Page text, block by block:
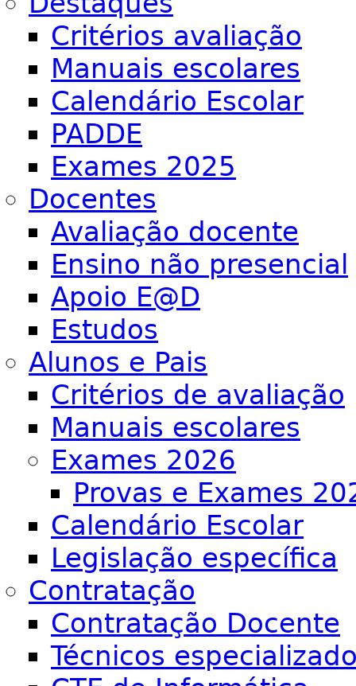
Critérios avaliação
Manuais escolares
Calendário Escolar
PADDE
Exames 2025
Docentes
Avaliação docente
Ensino não presencial
Apoio E@D
Estudos
Alunos e Pais
Critérios de avaliação
Manuais escolares
Exames 2026
Provas e Exames
Calendário Escolar
Legislação específica
Contratação
Contratação Docente
Técnicos